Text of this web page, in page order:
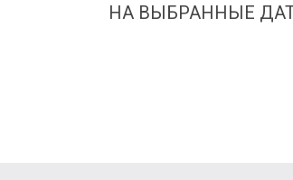
НА ВЫБРАННЫЕ